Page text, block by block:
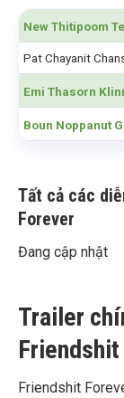
New Thitipoom
Pat Chayanit
Emi Thasorn
Boun Noppanut
Tất cả các
Forever
Đang cập nhật
Trailer
Friendshit